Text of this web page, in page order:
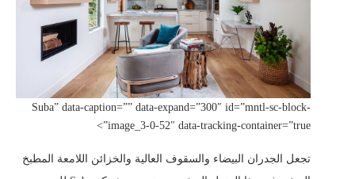
Suba” data-caption=”” data-expand=”300″ id=”mntl-sc-block-
image_3-0-52″ data-tracking-container=”true”>
تجعل الجدران البيضاء والسقوف العالية والخزائن اللامعة المطبخ